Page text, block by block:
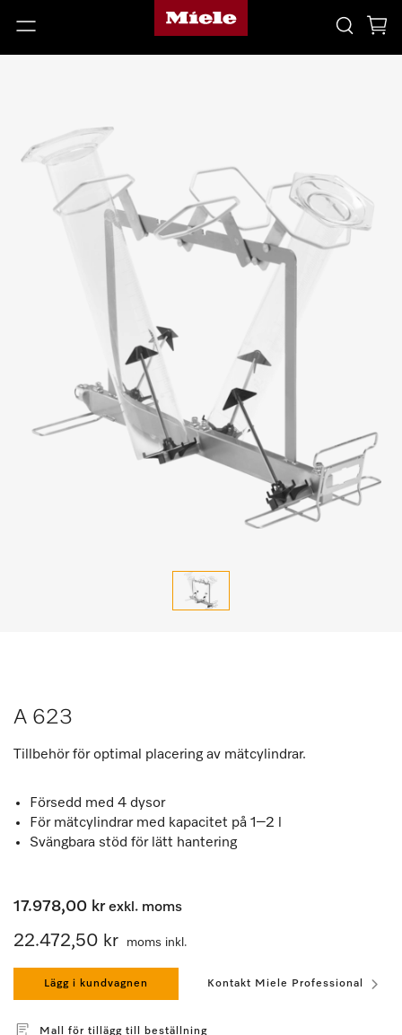
A 623
Tillbehör för optimal placering av mätcylindrar.
Försedd med 4 dysor
För mätcylindrar med kapacitet på 1–2 l
Svängbara stöd för lätt hantering
17.978,00 krexkl. moms
22.472,50 kr moms inkl.
Lägg i kundvagnen Kontakt Miele Professional
Mall för tillägg till beställning